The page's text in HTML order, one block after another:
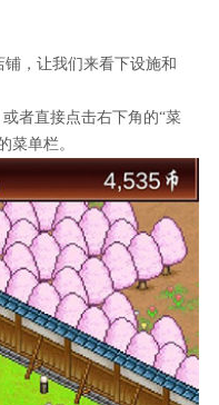
，让我们来看下设施和
者直接点击右下角的“菜
菜单栏。